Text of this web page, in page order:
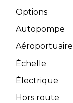
Options
Autopompe
Aéroportuaire
Échelle
Électrique
Hors route